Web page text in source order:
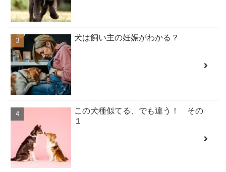
犬は飼い主の妊娠がわかる？
この犬種似てる、でも違う！ その
１